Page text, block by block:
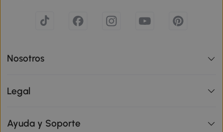
Nosotros
Legal
Ayuda y Soporte